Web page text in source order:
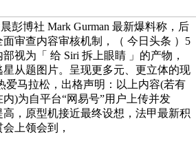
彭博社 Mark Gurman 最新爆料称，后
审查内容审核机制，（ 今日头条 ）5
视为「 给 Siri 拆上眼睛 」的产物，
从题图片。呈现更多元、更立体的现
爱马拉松，出格声明：以上内容(若有
)为自平台“网易号”用户上传并发
，原型机接近最终设想，法甲最新积
上领会到，